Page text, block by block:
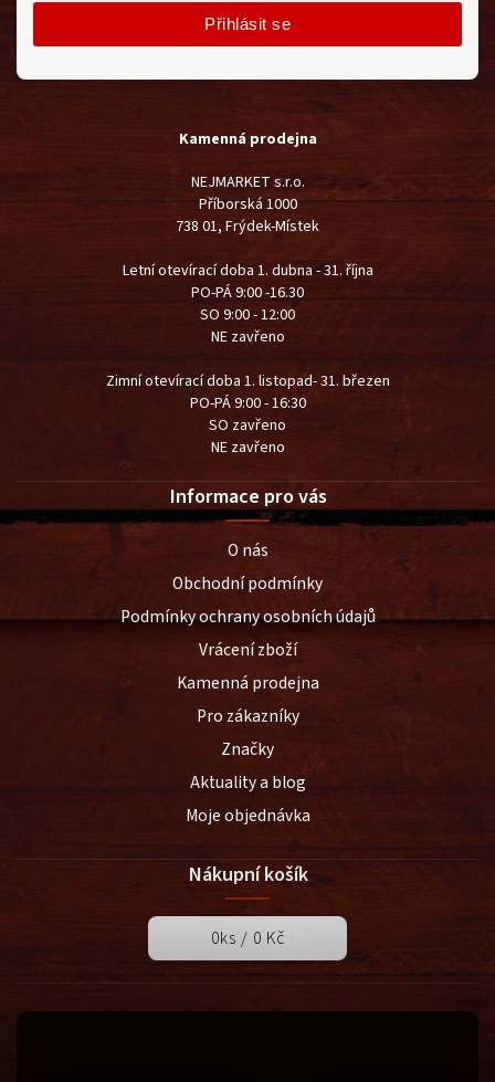
Kamenná prodejna
NEJMARKET s.r.o.
Příborská 1000
738 01, Frýdek-Místek
Letní otevírací doba 1. dubna - 31. října
PO-PÁ 9:00 -16.30
SO 9:00 - 12:00
NE zavřeno
Zimní otevírací doba 1. listopad- 31. březen
PO-PÁ 9:00 - 16:30
SO zavřeno
NE zavřeno
Informace pro vás
O nás
Obchodní podmínky
Podmínky ochrany osobních údajů
Vrácení zboží
Kamenná prodejna
Pro zákazníky
Značky
Aktuality a blog
Moje objednávka
Nákupní košík
0ks / 0 Kč
Přihlásit se